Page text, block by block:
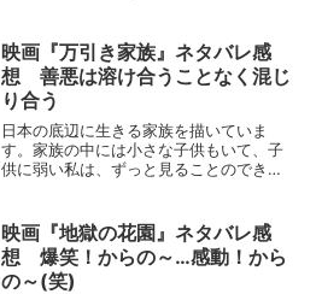
感な私が映画『エゴイスト』の感想を語
ってみたいと思います。た...
映画『万引き家族』ネタバレ感
想 善悪は溶け合うことなく混じ
り合う
日本の底辺に生きる家族を描いていま
す。家族の中には小さな子供もいて、子
供に弱い私は、ずっと見ることのできな
く鑑賞できました。さすが、あちこちで
絶賛されただけのことはあり...
映画『地獄の花園』ネタバレ感
想 爆笑！からの～…感動！から
の～(笑)